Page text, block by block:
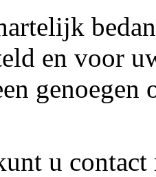
en voor
u contact